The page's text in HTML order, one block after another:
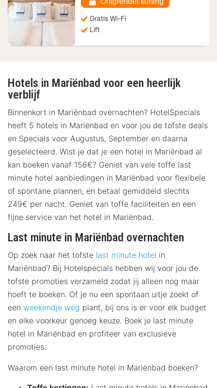
Gratis Wi-Fi
Lift
Hotels in Mariënbad voor een heerlijk
verblijf
Binnenkort in Mariënbad overnachten? HotelSpecials
heeft 5 hotels in Mariënbad en voor jou de tofste deals
en Specials voor Augustus, September en daarna
geselecteerd. Wist je dat je een hotel in Mariënbad al
kan boeken vanaf 156€? Geniet van vele toffe last
minute hotel aanbiedingen in Mariënbad voor flexibele
of spontane plannen, en betaal gemiddeld slechts
249€ per nacht. Geniet van toffe faciliteiten en een
fijne service van het hotel in Mariënbad.
Last minute in Mariënbad overnachten
Op zoek naar het tofste last minute hotel in
Mariënbad? Bij Hotelspecials hebben wij voor jou de
tofste promoties verzameld zodat jij alleen nog maar
hoeft te boeken. Of je nu een spontaan uitje zoekt of
een weekendje weg plant, bij ons is er voor elk budget
en elke voorkeur genoeg keuze. Boek je last minute
hotel in Mariënbad en profiteer van exclusieve
promoties.
Waarom een last minute hotel in Mariënbad boeken?